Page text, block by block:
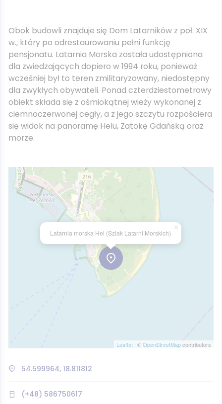
Obok budowli znajduje się Dom Latarników z poł. XIX
w., który po odrestaurowaniu pełni funkcję
pensjonatu. Latarnia Morska została udostępniona
dla zwiedzających dopiero w 1994 roku, ponieważ
wcześniej był to teren zmilitaryzowany, niedostępny
dla zwykłych obywateli. Ponad czterdziestometrowy
obiekt składa się z ośmiokątnej wieży wykonanej z
ciemnoczerwonej cegły, a z jego szczytu rozpościera
się widok na panoramę Helu, Zatokę Gdańską oraz
morze.
Latarnia morska Hel (Szlak Latarni Morskich)
×
Leaflet | ©OpenStreetMapcontributors
54.599964, 18.811812
(+48) 586750617